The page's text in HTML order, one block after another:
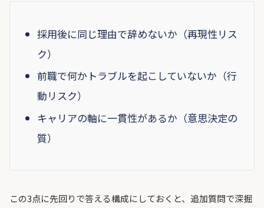
採用後に同じ理由で辞めないか（再現性リス
ク）
前職で何かトラブルを起こしていないか（行
動リスク）
キャリアの軸に一貫性があるか（意思決定の
質）
この3点に先回りで答える構成にしておくと、追加質問で深掘